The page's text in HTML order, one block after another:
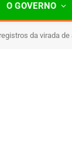
O GOVERNO
da virada de